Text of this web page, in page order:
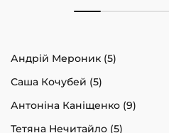
Андрій Мероник (5)
Саша Кочубей (5)
Антоніна Каніщенко (9)
Тетяна Нечитайло (5)